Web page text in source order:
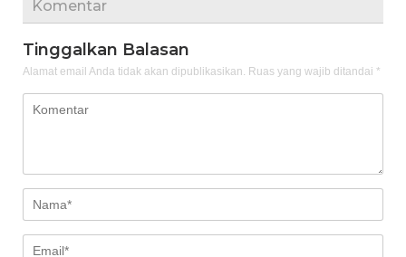
Komentar
Tinggalkan Balasan
Alamat email Anda tidak akan dipublikasikan. Ruas yang wajib ditandai *